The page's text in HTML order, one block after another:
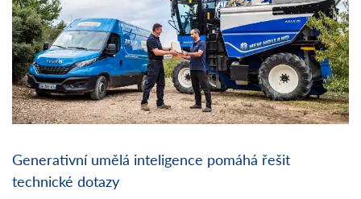
Generativní umělá inteligence pomáhá řešit
technické dotazy